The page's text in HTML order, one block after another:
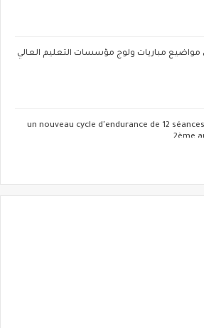
مواضيع مباريات ولوج مؤسسات التعليم العالي
un nouveau cycle d'endurance de 12
2ème